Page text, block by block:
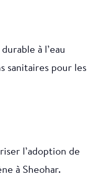
à l’eau
sanitaires pour les
l’adoption de
à Sheohar.